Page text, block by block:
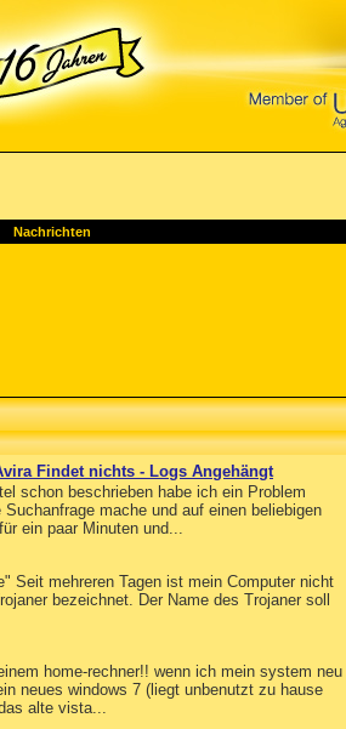
Nachrichten
Findet nichts - Logs Angehängt
schon beschrieben habe ich ein Problem
mache und auf einen beliebigen
ein paar Minuten und...
Seit mehreren Tagen ist mein Computer nicht
bezeichnet. Der Name des Trojaner soll
home-rechner!! wenn ich mein system neu
neues windows 7 (liegt unbenutzt zu hause
alte vista...